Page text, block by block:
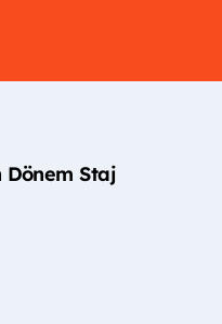
Dönem Staj